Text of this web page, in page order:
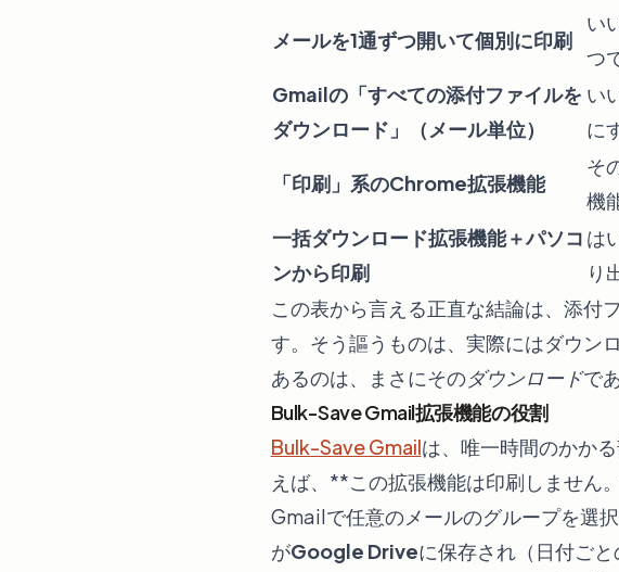
メールを1通ずつ開いて個別に印刷
い
つ
Gmailの「すべての添付ファイルを
ダウンロード」（メール単位）
い
に
「印刷」系のChrome拡張機能
そ
機
一括ダウンロード拡張機能＋パソコ
ンから印刷
は
り
この表から言える正直な結論は、添付
す。そう謳うものは、実際にはダウン
あるのは、まさにそのダウンロードで
Bulk-Save Gmail拡張機能の役割
Bulk-Save Gmailは、唯一時間のかか
えば、**この拡張機能は印刷しません
Gmailで任意のメールのグループを選
がGoogle Driveに保存され（日付ご